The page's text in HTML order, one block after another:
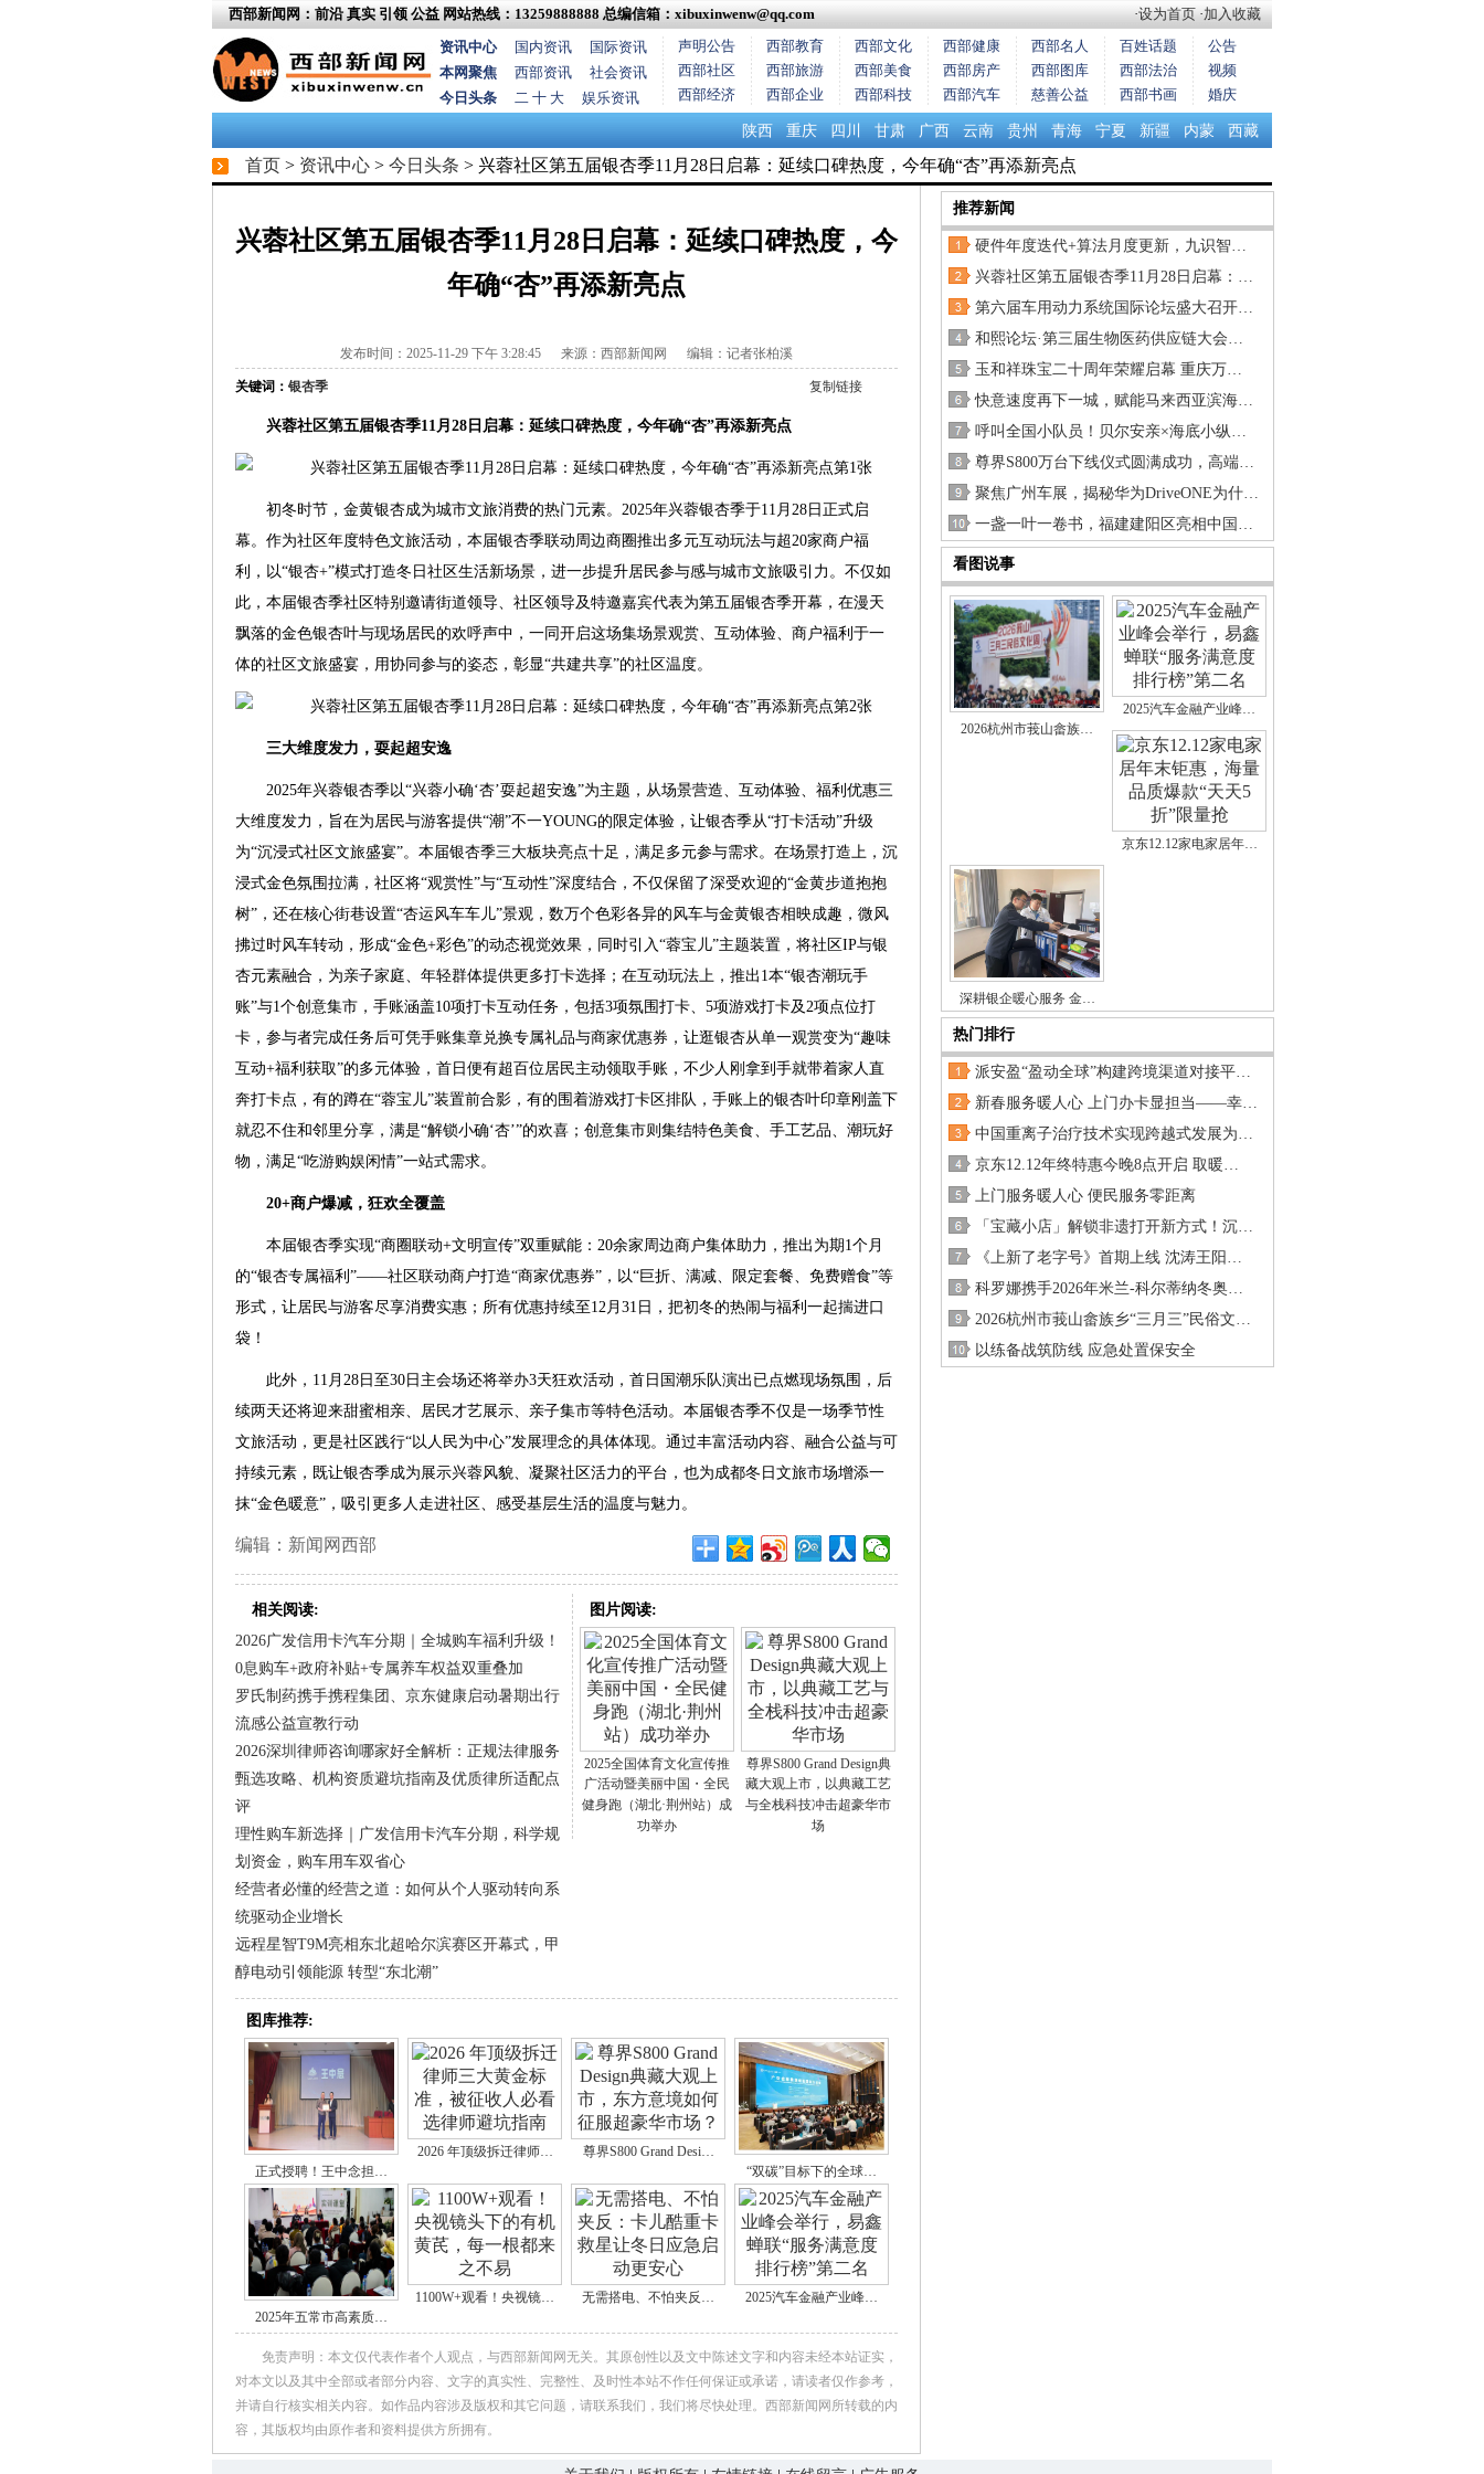
西部新闻网：前沿 真实 引领 公益 网站热线：13259888888 总编信箱：xibuxinwenw@qq.com ·设为首页 ·加入收藏
资讯中心
国内资讯
国际资讯
本网聚焦
西部资讯
社会资讯
今日头条
二 十 大 娱乐资讯
声明公告
西部社区
西部经济
西部教育
西部旅游
西部企业
西部文化
西部美食
西部科技
西部健康
西部房产
西部汽车
西部名人
西部图库
慈善公益
百姓话题
西部法治
西部书画
公告
视频
婚庆
陕西 重庆 四川 甘肃 广西 云南 贵州 青海 宁夏 新疆 内蒙 西藏
首页 > 资讯中心 > 今日头条 > 兴蓉社区第五届银杏季11月28日启幕：延续口碑热度，今年确“杏”再添新亮点
兴蓉社区第五届银杏季11月28日启幕：延续口碑热度，今
年确“杏”再添新亮点
发布时间：2025-11-29 下午 3:28:45 来源：西部新闻网 编辑：记者张柏溪
复制链接
关键词： 银杏季
兴蓉社区第五届银杏季11月28日启幕：延续口碑热度，今年确“杏”再添新亮点
初冬时节，金黄银杏成为城市文旅消费的热门元素。2025年兴蓉银杏季于11月28日正式启
幕。作为社区年度特色文旅活动，本届银杏季联动周边商圈推出多元互动玩法与超20家商户福
利，以“银杏+”模式打造冬日社区生活新场景，进一步提升居民参与感与城市文旅吸引力。不仅如
此，本届银杏季社区特别邀请街道领导、社区领导及特邀嘉宾代表为第五届银杏季开幕，在漫天
飘落的金色银杏叶与现场居民的欢呼声中，一同开启这场集场景观赏、互动体验、商户福利于一
体的社区文旅盛宴，用协同参与的姿态，彰显“共建共享”的社区温度。
三大维度发力，耍起超安逸
2025年兴蓉银杏季以“兴蓉小确‘杏’耍起超安逸”为主题，从场景营造、互动体验、福利优惠三
大维度发力，旨在为居民与游客提供“潮”不一YOUNG的限定体验，让银杏季从“打卡活动”升级
为“沉浸式社区文旅盛宴”。本届银杏季三大板块亮点十足，满足多元参与需求。在场景打造上，沉
浸式金色氛围拉满，社区将“观赏性”与“互动性”深度结合，不仅保留了深受欢迎的“金黄步道抱抱
树”，还在核心街巷设置“杏运风车车儿”景观，数万个色彩各异的风车与金黄银杏相映成趣，微风
拂过时风车转动，形成“金色+彩色”的动态视觉效果，同时引入“蓉宝儿”主题装置，将社区IP与银
杏元素融合，为亲子家庭、年轻群体提供更多打卡选择；在互动玩法上，推出1本“银杏潮玩手
账”与1个创意集市，手账涵盖10项打卡互动任务，包括3项氛围打卡、5项游戏打卡及2项点位打
卡，参与者完成任务后可凭手账集章兑换专属礼品与商家优惠券，让逛银杏从单一观赏变为“趣味
互动+福利获取”的多元体验，首日便有超百位居民主动领取手账，不少人刚拿到手就带着家人直
奔打卡点，有的蹲在“蓉宝儿”装置前合影，有的围着游戏打卡区排队，手账上的银杏叶印章刚盖下
就忍不住和邻里分享，满是“解锁小确‘杏’”的欢喜；创意集市则集结特色美食、手工艺品、潮玩好
物，满足“吃游购娱闲情”一站式需求。
20+商户爆减，狂欢全覆盖
本届银杏季实现“商圈联动+文明宣传”双重赋能：20余家周边商户集体助力，推出为期1个月
的“银杏专属福利”——社区联动商户打造“商家优惠券”，以“巨折、满减、限定套餐、免费赠食”等
形式，让居民与游客尽享消费实惠；所有优惠持续至12月31日，把初冬的热闹与福利一起揣进口
袋！
此外，11月28日至30日主会场还将举办3天狂欢活动，首日国潮乐队演出已点燃现场氛围，后
续两天还将迎来甜蜜相亲、居民才艺展示、亲子集市等特色活动。本届银杏季不仅是一场季节性
文旅活动，更是社区践行“以人民为中心”发展理念的具体体现。通过丰富活动内容、融合公益与可
持续元素，既让银杏季成为展示兴蓉风貌、凝聚社区活力的平台，也为成都冬日文旅市场增添一
抹“金色暖意”，吸引更多人走进社区、感受基层生活的温度与魅力。
编辑：新闻网西部
相关阅读:
2026广发信用卡汽车分期｜全城购车福利升级！
0息购车+政府补贴+专属养车权益双重叠加
罗氏制药携手携程集团、京东健康启动暑期出行
流感公益宣教行动
2026深圳律师咨询哪家好全解析：正规法律服务
甄选攻略、机构资质避坑指南及优质律所适配点
评
理性购车新选择｜广发信用卡汽车分期，科学规
划资金，购车用车双省心
经营者必懂的经营之道：如何从个人驱动转向系
统驱动企业增长
远程星智T9M亮相东北超哈尔滨赛区开幕式，甲
醇电动引领能源 转型“东北潮”
图片阅读:
2025全国体育文化宣传推
广活动暨美丽中国・全民
健身跑（湖北·荆州站）成
功举办
尊界S800 Grand Design典
藏大观上市，以典藏工艺
与全栈科技冲击超豪华市
场
图库推荐:
正式授聘！王中念担…
2026 年顶级拆迁律师…
尊界S800 Grand Desi…
“双碳”目标下的全球…
2025年五常市高素质…
1100W+观看！央视镜… 无需搭电、不怕夹反… 2025汽车金融产业峰…
免责声明：本文仅代表作者个人观点，与西部新闻网无关。其原创性以及文中陈述文字和内容未经本站证实，
对本文以及其中全部或者部分内容、文字的真实性、完整性、及时性本站不作任何保证或承诺，请读者仅作参考，
并请自行核实相关内容。如作品内容涉及版权和其它问题，请联系我们，我们将尽快处理。西部新闻网所转载的内
容，其版权均由原作者和资料提供方所拥有。
推荐新闻
硬件年度迭代+算法月度更新，九识智…
兴蓉社区第五届银杏季11月28日启幕：…
第六届车用动力系统国际论坛盛大召开…
和熙论坛·第三届生物医药供应链大会…
玉和祥珠宝二十周年荣耀启幕 重庆万…
快意速度再下一城，赋能马来西亚滨海…
呼叫全国小队员！贝尔安亲×海底小纵…
尊界S800万台下线仪式圆满成功，高端…
聚焦广州车展，揭秘华为DriveONE为什…
一盏一叶一卷书，福建建阳区亮相中国…
看图说事
2026杭州市莪山畲族…
2025汽车金融产业峰…
京东12.12家电家居年…
深耕银企暖心服务 金…
热门排行
派安盈“盈动全球”构建跨境渠道对接平…
新春服务暖人心 上门办卡显担当——幸…
中国重离子治疗技术实现跨越式发展为…
京东12.12年终特惠今晚8点开启 取暖…
上门服务暖人心 便民服务零距离
「宝藏小店」解锁非遗打开新方式！沉…
《上新了老字号》首期上线 沈涛王阳…
科罗娜携手2026年米兰-科尔蒂纳冬奥…
2026杭州市莪山畲族乡“三月三”民俗文…
以练备战筑防线 应急处置保安全